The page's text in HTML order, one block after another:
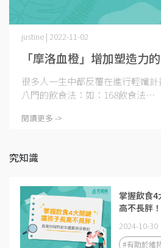
「摩洛血橙」增加塑造力
justine | 2022-11-02
很多人一生中都反覆在進行輕孅
八門的飲食法：如：168飲食法⋯
閱讀更多 ->
究知識
掌握飲食
高不長胖！
2024-10-30
#有助於維